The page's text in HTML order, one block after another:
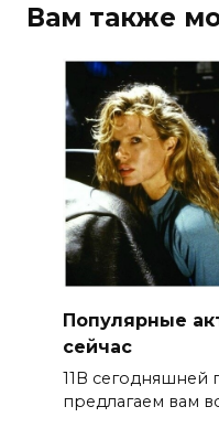
Вам также
Популярные
сейчас
11В сегодняшней
предлагаем вам